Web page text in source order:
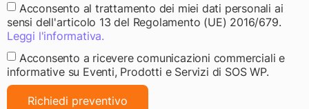
Acconsento al trattamento dei miei dati personali ai
sensi dell'articolo 13 del Regolamento (UE) 2016/679.
Leggi l'informativa.
Acconsento a ricevere comunicazioni commerciali e
informative su Eventi, Prodotti e Servizi di SOS WP.
Richiedi preventivo